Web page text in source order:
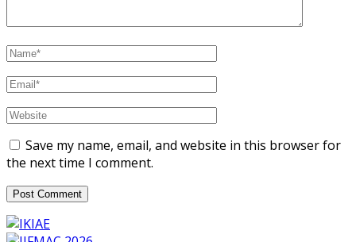
Save my name, email, and website in this browser for
the next time I comment.